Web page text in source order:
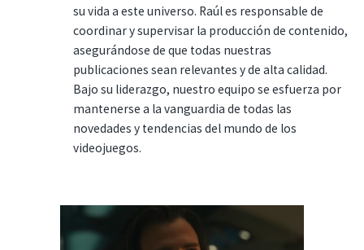
su vida a este universo. Raúl es responsable de
coordinar y supervisar la producción de contenido,
asegurándose de que todas nuestras
publicaciones sean relevantes y de alta calidad.
Bajo su liderazgo, nuestro equipo se esfuerza por
mantenerse a la vanguardia de todas las
novedades y tendencias del mundo de los
videojuegos.